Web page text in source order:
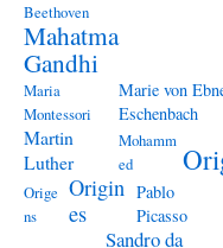
Beethoven
Mahatma
Gandhi
Maria
Montessori
Marie von
Eschenbach
Martin
Luther
Mohamm
ed
Orige
ns
Origin
es
Pablo
Picasso
Sandro da